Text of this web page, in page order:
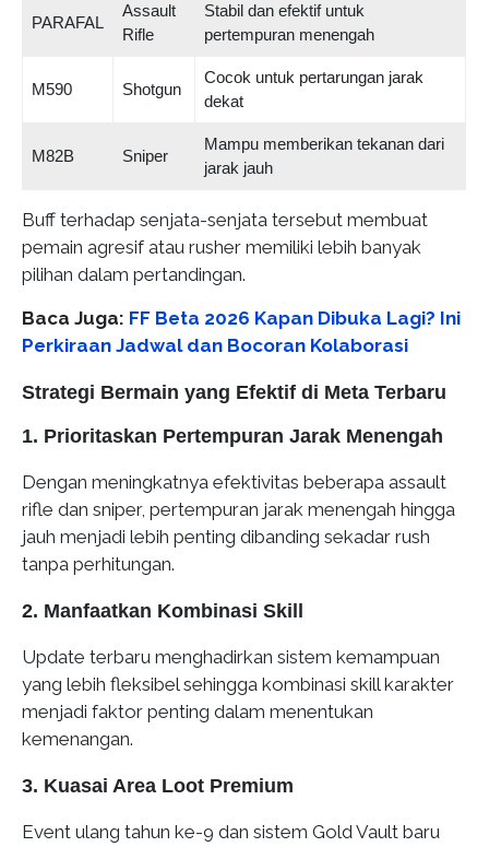
PARAFAL
Assault
Rifle
Stabil dan efektif untuk
pertempuran menengah
M590 Shotgun
Cocok untuk pertarungan jarak
dekat
M82B Sniper
Mampu memberikan tekanan dari
jarak jauh
Buff terhadap senjata-senjata tersebut membuat
pemain agresif atau rusher memiliki lebih banyak
pilihan dalam pertandingan.
Baca Juga: FF Beta 2026 Kapan Dibuka Lagi? Ini
Perkiraan Jadwal dan Bocoran Kolaborasi
Strategi Bermain yang Efektif di Meta Terbaru
1. Prioritaskan Pertempuran Jarak Menengah
Dengan meningkatnya efektivitas beberapa assault
rifle dan sniper, pertempuran jarak menengah hingga
jauh menjadi lebih penting dibanding sekadar rush
tanpa perhitungan.
2. Manfaatkan Kombinasi Skill
Update terbaru menghadirkan sistem kemampuan
yang lebih fleksibel sehingga kombinasi skill karakter
menjadi faktor penting dalam menentukan
kemenangan.
3. Kuasai Area Loot Premium
Event ulang tahun ke-9 dan sistem Gold Vault baru